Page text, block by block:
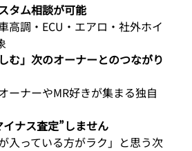
タム相談が可能
調・ECU・エアロ・社外ホイ
む」次のオーナーとのつながり
ナーやMR好きが集まる独自
ナス査定”しません
っている方がラク」と思う次